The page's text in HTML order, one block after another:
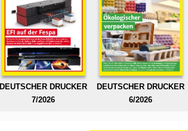
DEUTSCHER DRUCKER
7/2026
DEUTSCHER DRUCKER
6/2026